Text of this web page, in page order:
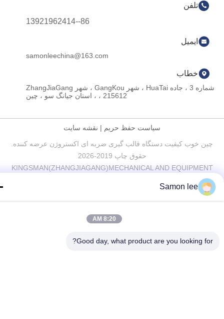
تلفن
ایمیل
samonleechina@163.com
خطاب
شماره 3 ، جاده HuaTai ، شهر GangKou ، شهر ZhangJiaGang
، 215612 ، استان جیانگ سو ، چین
سیاست حفظ حریم |نقشه سایت
خوب کیفیت دستگاه قالب گیری ضربه ای اکستروژن عرضه کننده.
حقوق چاپ 2019-2026
KINGSMAN(ZHANGJIAGANG)MECHANICAL AND
Samon lee
8:20 AM
Good day, what product are you looking